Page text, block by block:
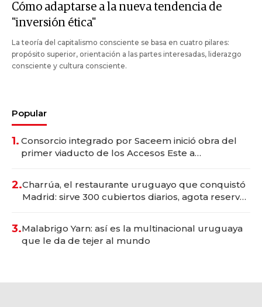
Cómo adaptarse a la nueva tendencia de
"inversión ética"
La teoría del capitalismo consciente se basa en cuatro pilares:
propósito superior, orientación a las partes interesadas, liderazgo
consciente y cultura consciente.
Popular
1. Consorcio integrado por Saceem inició obra del
primer viaducto de los Accesos Este a
2.Charrúa, el restaurante uruguayo que conquistó
Madrid: sirve 300 cubiertos diarios, agota reservas
3.Malabrigo Yarn: así es la multinacional uruguaya
que le da de tejer al mundo